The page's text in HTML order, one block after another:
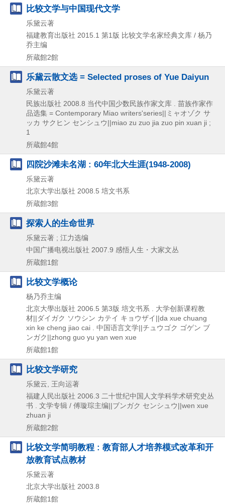
比较文学与中国现代文学
乐黛云著
福建教育出版社 2015.1 第1版 比较文学名家经典文库 / 杨乃
乔主编
所蔵館2館
乐黛云散文选 = Selected proses of Yue Daiyun
乐黛云著
民族出版社 2008.8 当代中国少数民族作家文库 . 苗族作家作
品选集 = Contemporary Miao writers'series||ミャオゾク サ
ッカ サクヒン センシュウ||miao zu zuo jia zuo pin xuan ji ;
1
所蔵館4館
四院沙滩未名湖 : 60年北大生涯(1948-2008)
乐黛云著
北京大学出版社 2008.5 培文书系
所蔵館3館
探索人的生命世界
乐黛云著 ; 江力选编
中国广播电视出版社 2007.9 感悟人生・大家文丛
所蔵館1館
比较文学概论
杨乃乔主编
北京大學出版社 2006.5 第3版 培文书系 . 大学创新课程教
材||ダイガク ソウシン カテイ キョウザイ||da xue chuang
xin ke cheng jiao cai . 中国语言文学||チュウゴク ゴゲン ブ
ンガク||zhong guo yu yan wen xue
所蔵館1館
比较文学研究
乐黛云, 王向运著
福建人民出版社 2006.3 二十世纪中国人文学科学术研究史丛
书 . 文学专辑 / 傅璇琮主编||ブンガク センシュウ||wen xue
zhuan ji
所蔵館2館
比较文学简明教程 : 教育部人才培养模式改革和开
放教育试点教材
乐黛云著
北京大学出版社 2003.8
所蔵館1館